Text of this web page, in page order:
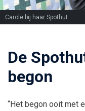
Carole bij haar Spothut
De
begon
“Het begon ooit met